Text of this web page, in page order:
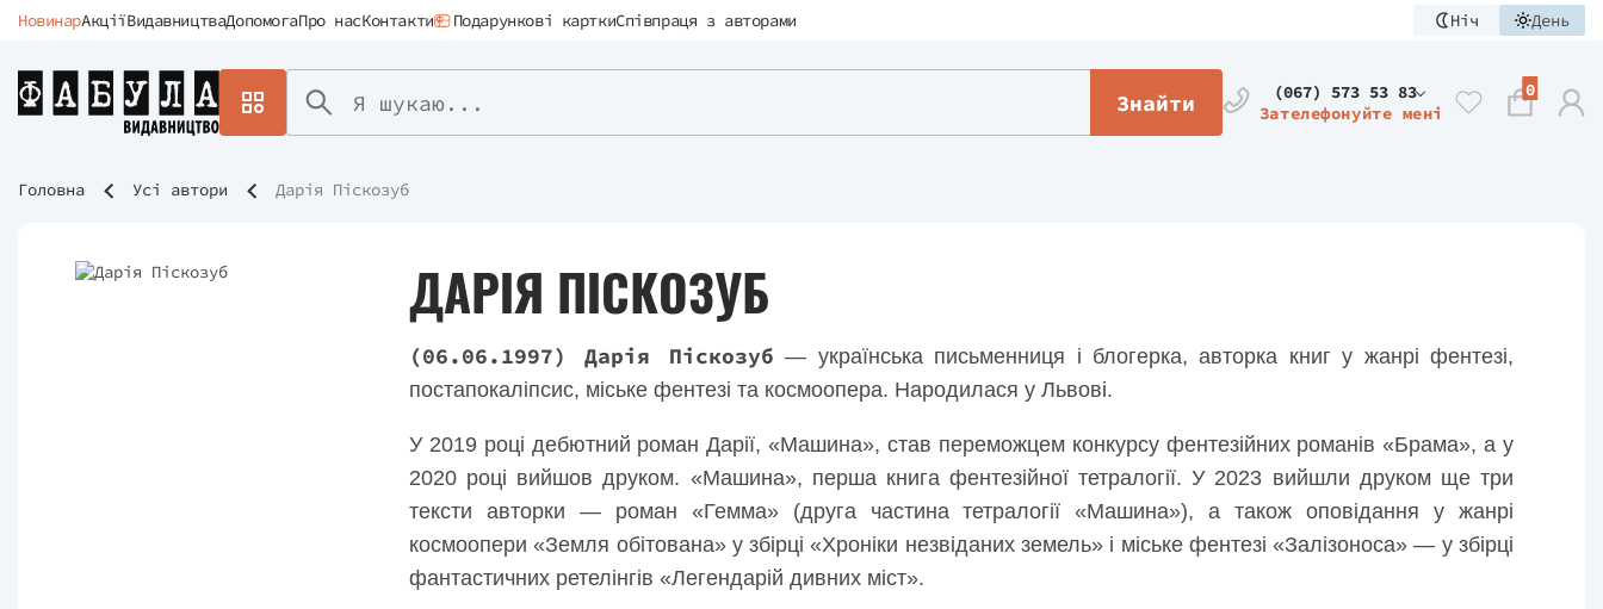
НовинарАкціїВидавництваДопомогаПро насКонтакти Подарункові карткиСпівпраця з авторами Ніч День
Знайти
(067) 573 53 83
Зателефонуйте мені
0
Головна Усі автори Дарія Піскозуб
ДАРІЯ ПІСКОЗУБ
(06.06.1997) Дарія Піскозуб — українська письменниця і блогерка, авторка книг у жанрі фентезі,
постапокаліпсис, міське фентезі та космоопера. Народилася у Львові.
У 2019 році дебютний роман Дарії, «Машина», став переможцем конкурсу фентезійних романів «Брама», а у
2020 році вийшов друком. «Машина», перша книга фентезійної тетралогії. У 2023 вийшли друком ще три
тексти авторки — роман «Гемма» (друга частина тетралогії «Машина»), а також оповідання у жанрі
космоопери «Земля обітована» у збірці «Хроніки незвіданих земель» і міське фентезі «Залізоноса» — у збірці
фантастичних ретелінгів «Легендарій дивних міст».